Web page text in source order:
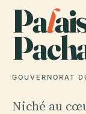
Pal
GOUVERNORAT
Niché au